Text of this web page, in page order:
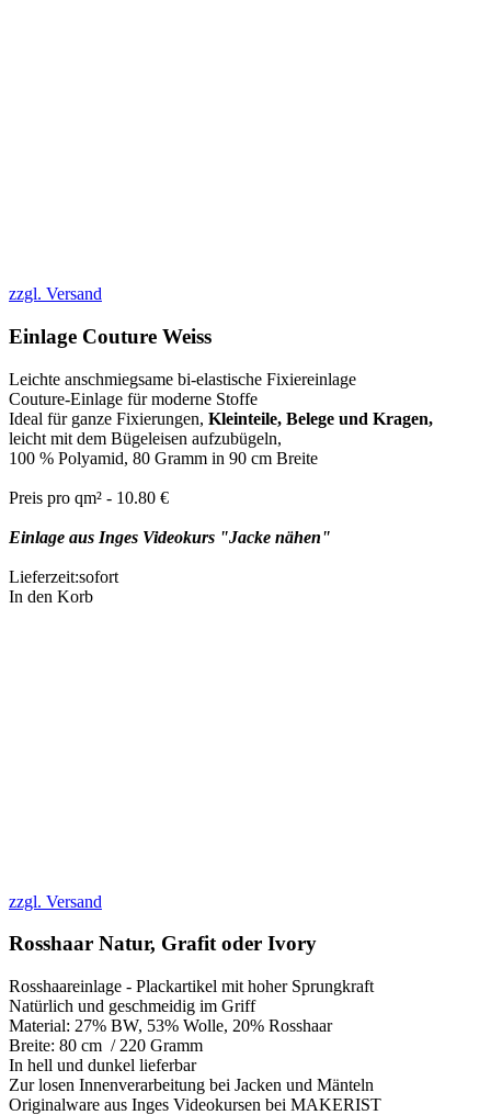
zzgl. Versand
Einlage Couture Weiss
Leichte anschmiegsame bi-elastische Fixiereinlage
Couture-Einlage für moderne Stoffe
Ideal für ganze Fixierungen, Kleinteile, Belege und Kragen,
leicht mit dem Bügeleisen aufzubügeln,
100 % Polyamid, 80 Gramm in 90 cm Breite
Preis pro qm² - 10.80 €
Einlage aus Inges Videokurs "Jacke nähen"
Lieferzeit:sofort
In den Korb
zzgl. Versand
Rosshaar Natur, Grafit oder Ivory
Rosshaareinlage - Plackartikel mit hoher Sprungkraft
Natürlich und geschmeidig im Griff
Material: 27% BW, 53% Wolle, 20% Rosshaar
Breite: 80 cm / 220 Gramm
In hell und dunkel lieferbar
Zur losen Innenverarbeitung bei Jacken und Mänteln
Originalware aus Inges Videokursen bei MAKERIST